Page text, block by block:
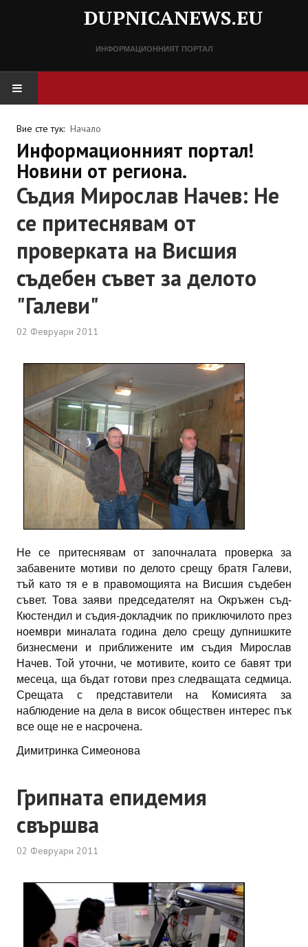
DUPNICANEWS.EU
ИНФОРМАЦИОННИЯТ ПОРТАЛ
НОВИНИ
СПРАВОЧНИК
Разписание
Важни телефонни номера
КОНТАКТИ
ИНТЕРВЮ
Бележити дупничани
История
Населени места
ЗАБРАВЕНАТА ДУПНИЦА
СВОБОДНИ РАБОТНИ МЕСТА
Вие сте тук: Начало
Информационният портал!
Новини от региона.
Съдия Мирослав Начев: Не
се притеснявам от
проверката на Висшия
съдебен съвет за делото
"Галеви"
02 Февруари 2011
Не се притеснявам от започналата проверка за
забавените мотиви по делото срещу братя Галеви,
тъй като тя е в правомощията на Висшия съдебен
съвет. Това заяви председателят на Окръжен съд-
Кюстендил и съдия-докладчик по приключилото през
ноември миналата година дело срещу дупнишките
бизнесмени и приближените им съдия Мирослав
Начев. Той уточни, че мотивите, които се бавят три
месеца, ща бъдат готови през следващата седмица.
Срещата с представители на Комисията за
наблюдение на дела в висок обществен интерес пък
все още не е насрочена.
Димитринка Симеонова
Грипната епидемия
свършва
02 Февруари 2011